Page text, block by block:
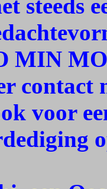
steeds
MIN
contact
voor